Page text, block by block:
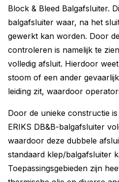
Block & Bleed Balgafsluiter.
balgafsluiter waar, na het
gewerkt kan worden. Door
controleren is namelijk te
volledig afsluit. Hierdoor
stoom of een ander
leiding zit, waardoor
Door de unieke constructie
ERIKS DB&B-balgafsluiter
waardoor deze dubbele
standaard klep/balgafsluiter
Toepassingsgebieden zijn